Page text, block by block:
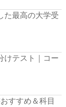
た最高の大学受
けテスト｜コー
すすめ＆科目